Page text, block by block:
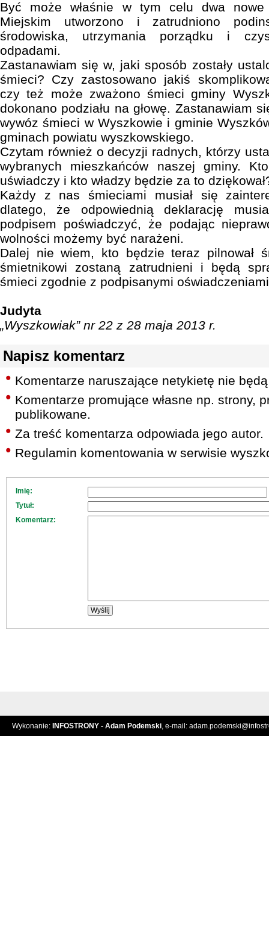
Być może właśnie w tym celu dwa nowe
Miejskim utworzono i zatrudniono
środowiska, utrzymania porządku i
odpadami.
Zastanawiam się w, jaki sposób zostały
śmieci? Czy zastosowano jakiś
czy też może zważono śmieci gminy
dokonano podziału na głowę. Zastanawiam
wywóz śmieci w Wyszkowie i gminie
gminach powiatu wyszkowskiego.
Czytam również o decyzji radnych, którzy
wybranych mieszkańców naszej gminy.
uświadczy i kto władzy będzie za to
Każdy z nas śmieciami musiał się
dlatego, że odpowiednią deklarację
podpisem poświadczyć, że podając
wolności możemy być narażeni.
Dalej nie wiem, kto będzie teraz pilnował
śmietnikowi zostaną zatrudnieni i będą
śmieci zgodnie z podpisanymi
Judyta
„Wyszkowiak” nr 22 z 28 maja 2013 r.
Napisz komentarz
Komentarze naruszające netykietę nie
Komentarze promujące własne np. strony,
publikowane.
Za treść komentarza odpowiada jego autor.
Regulamin komentowania w serwisie
Imię:
Tytuł:
Komentarz:
Wykonanie: INFOSTRONY - Adam Podemski, e-mail: